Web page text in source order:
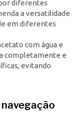
diferentes
a versatilidade
em diferentes
com água e
completamente e
evitando